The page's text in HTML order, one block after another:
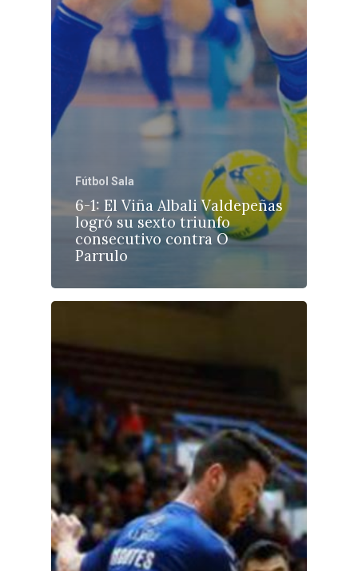
Fútbol Sala
6-1: El Viña Albali Valdepeñas
logró su sexto triunfo
consecutivo contra O
Parrulo